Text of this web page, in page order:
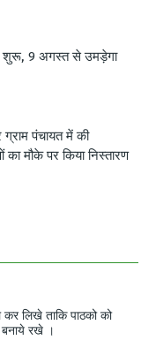
शुरू, 9 अगस्त से उमड़ेगा
पंचायत में की
मौके पर किया निस्तारण
लिखे ताकि पाठको को
रखे ।